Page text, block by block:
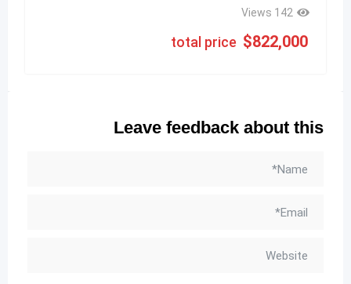
142 Views
$822,000
total price
Leave feedback about this